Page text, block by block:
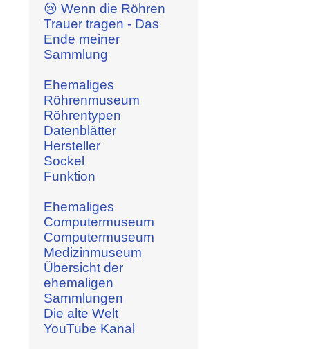
😢 Wenn die Röhren
Trauer tragen - Das
Ende meiner
Sammlung
Ehemaliges
Röhrenmuseum
Röhrentypen
Datenblätter
Hersteller
Sockel
Funktion
Ehemaliges
Computermuseum
Computermuseum
Medizinmuseum
Übersicht der
ehemaligen
Sammlungen
Die alte Welt
YouTube Kanal